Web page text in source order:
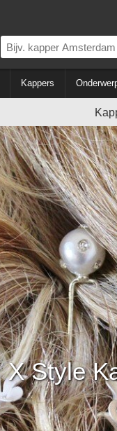
Kappers
X Style